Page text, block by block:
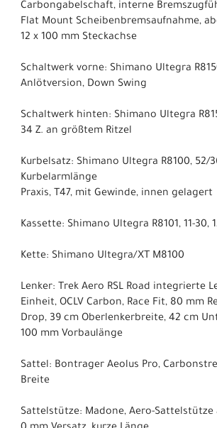
Carbongabelschaft, interne
Flat Mount Scheibenbremsaufnahme,
12 x 100 mm Steckachse
Schaltwerk vorne: Shimano Ultegra
Anlötversion, Down Swing
Schaltwerk hinten: Shimano Ultegra
34 Z. an größtem Ritzel
Kurbelsatz: Shimano Ultegra R8100, 52/
Kurbelarmlänge
Praxis, T47, mit Gewinde, innen gelagert
Kassette: Shimano Ultegra R8101, 11-30,
Kette: Shimano Ultegra/XT M8100
Lenker: Trek Aero RSL Road integrierte
Einheit, OCLV Carbon, Race Fit, 80 mm
Drop, 39 cm Oberlenkerbreite, 42 cm
100 mm Vorbaulänge
Sattel: Bontrager Aeolus Pro,
Breite
Sattelstütze: Madone, Aero-Sattelstütze